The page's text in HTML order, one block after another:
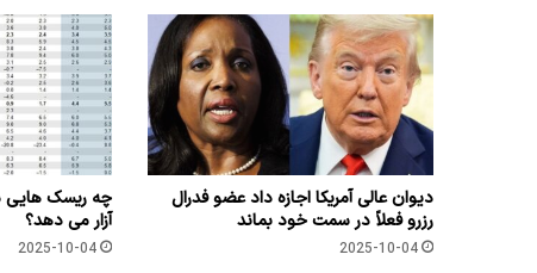
دیوان عالی آمریکا اجازه داد عضو فدرال
رزرو فعلاً در سمت خود بماند
2025-10-04
آزار می دهد؟
2025-10-04